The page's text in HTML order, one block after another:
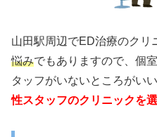
山田駅周辺でED治療のクリ
悩みでもありますので、個
タッフがいないところがい
性スタッフのクリニックを